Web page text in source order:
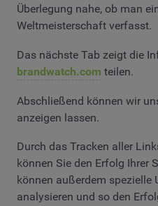
Überlegung nahe, ob man
Weltmeisterschaft verfasst.
Das nächste Tab zeigt die
brandwatch.com teilen.
Abschließend können wir
anzeigen lassen.
Durch das Tracken aller
können Sie den Erfolg Ihrer
können außerdem spezielle
analysieren und so den